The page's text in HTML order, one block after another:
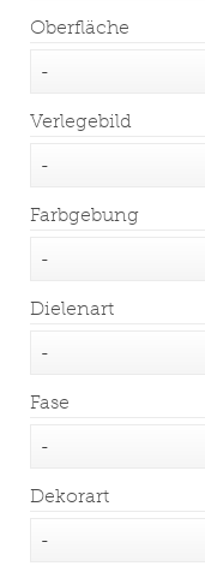
Oberfläche
Verlegebild
Farbgebung
Dielenart
Fase
Dekorart